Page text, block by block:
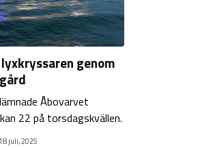
genom
Åbovarvet
22 på torsdagskvällen.
juli, 2025